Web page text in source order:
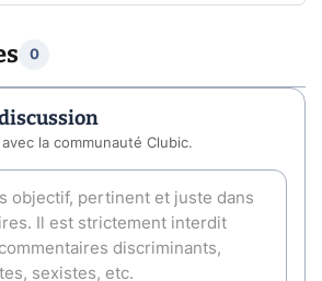
0
la communauté Clubic.